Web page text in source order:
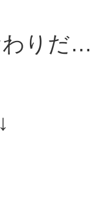
わりだ…